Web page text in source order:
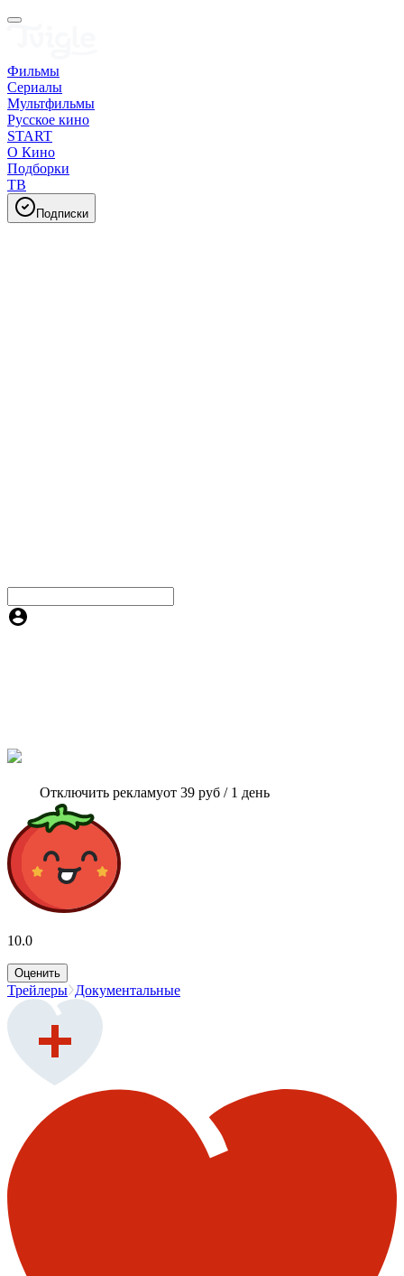
Фильмы
Сериалы
Мультфильмы
Русское кино
START
О Кино
Подборки
ТВ
Подписки
Отключить рекламуот 39 руб / 1 день
10.0
Оценить
Трейлеры Документальные